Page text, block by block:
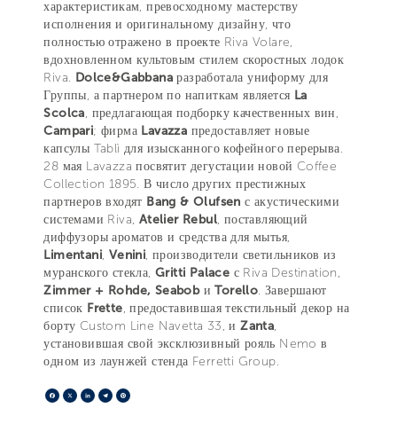
характеристикам, превосходному мастерству
исполнения и оригинальному дизайну, что
полностью отражено в проекте Riva Volare,
вдохновленном культовым стилем скоростных лодок
Riva. Dolce&Gabbanaразработала униформу для
Группы, а партнером по напиткам является La
Scolca, предлагающая подборку качественных вин,
Campari; фирма Lavazza предоставляет новые
капсулы Tablì для изысканного кофейного перерыва.
28 мая Lavazza посвятит дегустации новой Coffee
Collection 1895. В число других престижных
партнеров входят Bang & Olufsenс акустическими
системами Riva, Atelier Rebul, поставляющий
диффузоры ароматов и средства для мытья,
Limentani, Venini, производители светильников из
муранского стекла, Gritti Palace с Riva Destination,
Zimmer + Rohde, Seabob иTorello. Завершают
список Frette, предоставившая текстильный декор на
борту Custom Line Navetta 33, иZanta,
установившая свой эксклюзивный рояль Nemo в
одном из лаунжей стенда Ferretti Group.
Facebook
X LinkedIn
Telegram